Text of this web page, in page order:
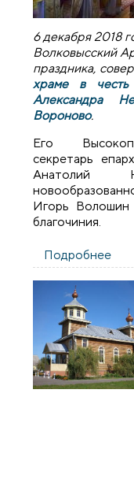
6 декабря 2018
Волковысский
праздника,
храме в честь
Александра
Вороново.
Его
секретарь
Анатолий
Игорь Волошин
благочиния.
Подробнее